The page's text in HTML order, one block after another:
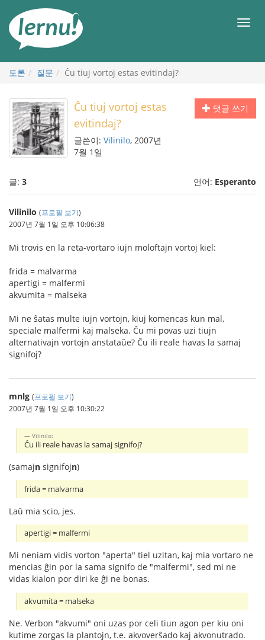
메
토론 질문 Ĉu tiuj vortoj estas evitindaj?
댓글 쓰기
Ĉu tiuj vortoj estas
evitindaj?
글쓴이: Vilinilo, 2007년
7월 1일
글: 3 언어: Esperanto
Vilinilo (프로필 보기)
2007년 7월 1일 오후 10:06:38
Mi trovis en la reta-vortaro iujn moloftajn vortoj kiel:
frida = malvarma
apertigi = malfermi
akvumita = malseka
Mi ne ŝatas multe iujn vortojn, kiuj komencas kun mal,
speciale malfermi kaj malseka. Ĉu mi povas uzi tiujn
alternativajn vortojn anstataŭe? Ĉu ili reale havas la samaj
signifoj?
mnlg (프로필 보기)
2007년 7월 1일 오후 10:30:22
Vilinilo:
Ĉu ili reale havas la samaj signifoj?
(samajn signifojn)
frida = malvarma
Laŭ mia scio, jes.
apertigi = malfermi
Mi neniam vidis vorton "aperta" tiel uzitan, kaj mia vortaro ne
mencias ĝin por la sama signifo de "malfermi", sed mi ne
vidas kialon por diri ke ĝi ne bonas.
akvumita = malseka
Ne. Verbon "akvumi" oni uzas por celi tiun agon per kiu oni
kutime zorgas la plantojn, t.e. akvoverŝado kaj akvonutrado.